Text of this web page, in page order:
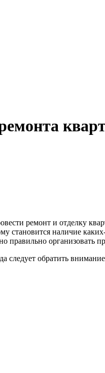
ремонт и отделку
становится наличие
организовать
обратить